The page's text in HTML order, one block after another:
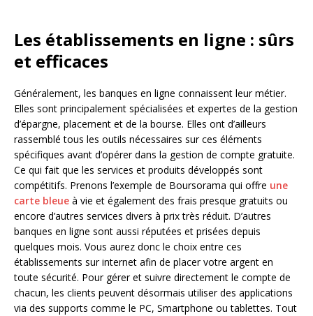
Les établissements en ligne : sûrs
et efficaces
Généralement, les banques en ligne connaissent leur métier.
Elles sont principalement spécialisées et expertes de la gestion
d’épargne, placement et de la bourse. Elles ont d’ailleurs
rassemblé tous les outils nécessaires sur ces éléments
spécifiques avant d’opérer dans la gestion de compte gratuite.
Ce qui fait que les services et produits développés sont
compétitifs. Prenons l’exemple de Boursorama qui offre une
carte bleue à vie et également des frais presque gratuits ou
encore d’autres services divers à prix très réduit. D’autres
banques en ligne sont aussi réputées et prisées depuis
quelques mois. Vous aurez donc le choix entre ces
établissements sur internet afin de placer votre argent en
toute sécurité. Pour gérer et suivre directement le compte de
chacun, les clients peuvent désormais utiliser des applications
via des supports comme le PC, Smartphone ou tablettes. Tout